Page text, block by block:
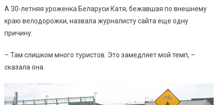
А 30-летняя уроженка Беларуси Катя, бежавшая по внешнему
краю велодорожки, назвала журналисту сайта еще одну
причину.
– Там слишком много туристов. Это замедляет мой темп, –
сказала она.